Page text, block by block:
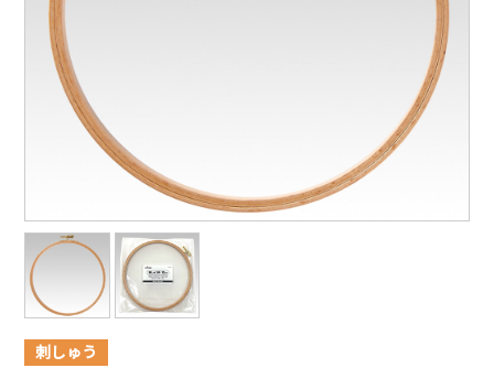
刺しゅう